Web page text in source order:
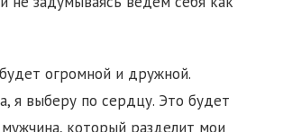
огромной и дружной.
я выберу по сердцу. Это будет
который разделит мои